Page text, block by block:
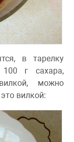
в тарелку
г сахара,
можно
вилкой: